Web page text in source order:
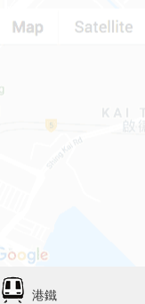
港鐵